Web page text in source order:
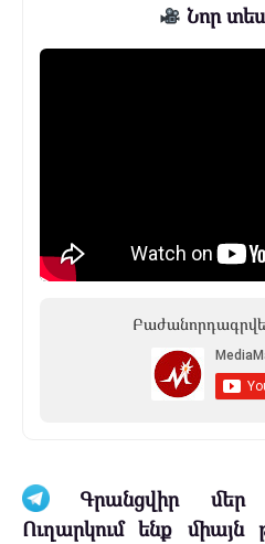
Նոր
Գրանցվիր
Ուղարկում ենք